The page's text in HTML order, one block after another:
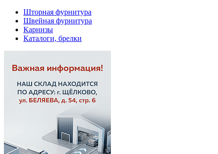
Шторная фурнитура
Швейная фурнитура
Карнизы
Каталоги, брелки